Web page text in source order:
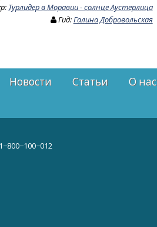
Турлидер в Моравии - солнце Аустерлица
Гид:Галина Добровольская
Новости Статьи О нас
1−800−100−012